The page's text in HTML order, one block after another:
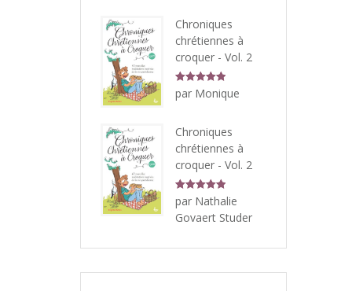
Chroniques
chrétiennes à
croquer - Vol. 2
5 sur
5
par Monique
Chroniques
chrétiennes à
croquer - Vol. 2
5 sur
5
par Nathalie
Govaert Studer